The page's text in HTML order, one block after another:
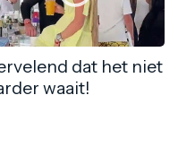
dat het niet
waait!